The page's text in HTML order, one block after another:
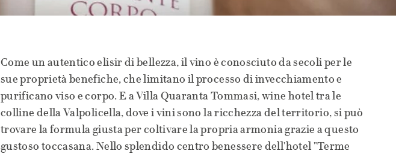
Come un autentico elisir di bellezza, il vino è conosciuto da secoli per le
sue proprietà benefiche, che limitano il processo di invecchiamento e
purificano viso e corpo. E a Villa Quaranta Tommasi, wine hotel tra le
colline della Valpolicella, dove i vini sono la ricchezza del territorio, si può
trovare la formula giusta per coltivare la propria armonia grazie a questo
gustoso toccasana. Nello splendido centro benessere dell'hotel "Terme